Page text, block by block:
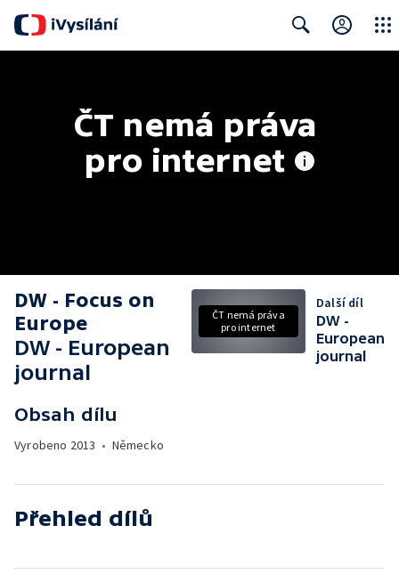
ČT nemá práva
pro internet
DW - Focus on
Europe
DW - European
journal
Obsah dílu
Vyrobeno 2013 • Německo
ČT nemá práva
pro internet
Další díl
DW -
European
journal
Přehled dílů